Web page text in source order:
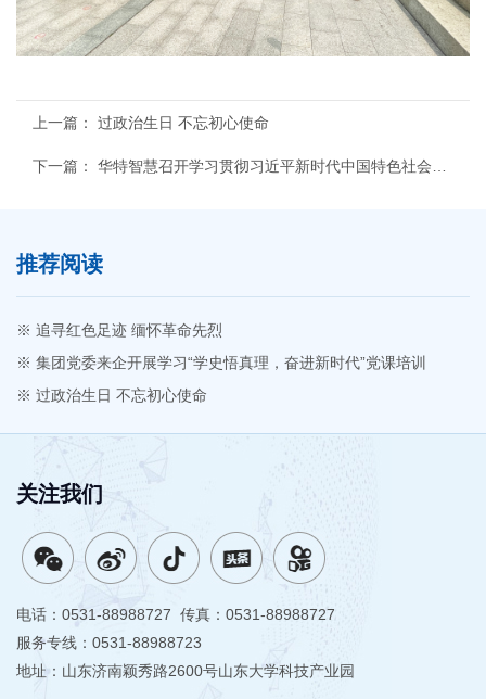
上一篇： 过政治生日 不忘初心使命
下一篇： 华特智慧召开学习贯彻习近平新时代中国特色社会主义思想主题教育动员大会
推荐阅读
※ 追寻红色足迹 缅怀革命先烈
※ 集团党委来企开展学习“学史悟真理，奋进新时代”党课培训
※ 过政治生日 不忘初心使命
关注我们
电话：0531-88988727 传真：0531-88988727
服务专线：0531-88988723
地址：山东济南颖秀路2600号山东大学科技产业园